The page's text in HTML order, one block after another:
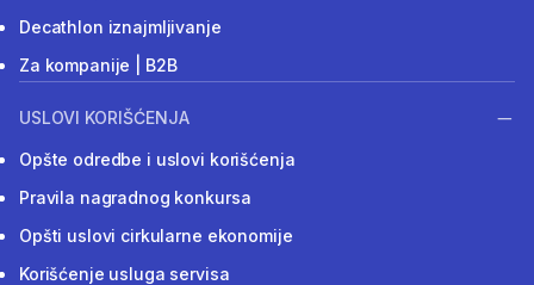
Decathlon iznajmljivanje
Za kompanije | B2B
USLOVI KORIŠĆENJA
Opšte odredbe i uslovi korišćenja
Pravila nagradnog konkursa
Opšti uslovi cirkularne ekonomije
Korišćenje usluga servisa